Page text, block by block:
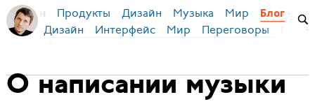
Бирман Продукты Дизайн Музыка Мир Блог
Дизайн Интерфейс Мир Переговоры
О написании музыки